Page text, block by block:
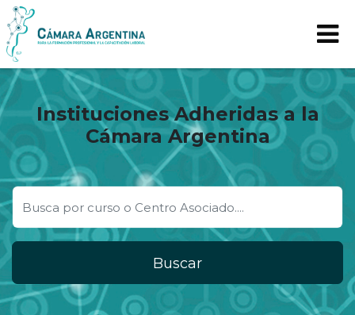
Instituciones Adheridas a la
Cámara Argentina
Buscar